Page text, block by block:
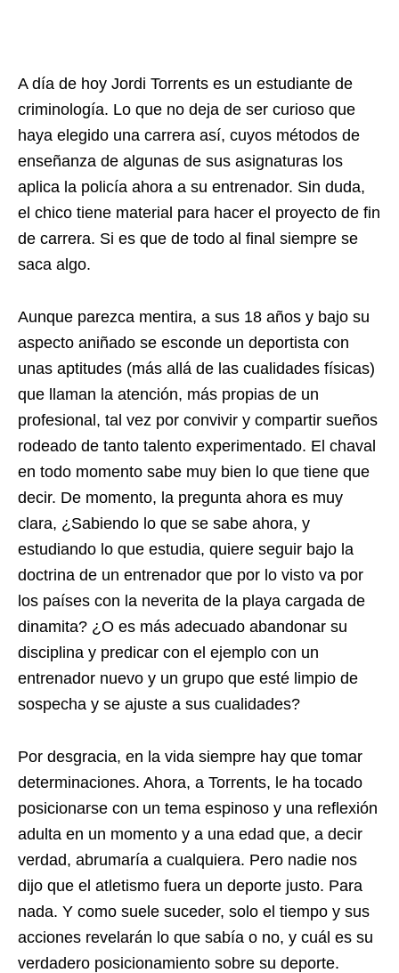
A día de hoy Jordi Torrents es un estudiante de
criminología. Lo que no deja de ser curioso que
haya elegido una carrera así, cuyos métodos de
enseñanza de algunas de sus asignaturas los
aplica la policía ahora a su entrenador. Sin duda,
el chico tiene material para hacer el proyecto de fin
de carrera. Si es que de todo al final siempre se
saca algo.
Aunque parezca mentira, a sus 18 años y bajo su
aspecto aniñado se esconde un deportista con
unas aptitudes (más allá de las cualidades físicas)
que llaman la atención, más propias de un
profesional, tal vez por convivir y compartir sueños
rodeado de tanto talento experimentado. El chaval
en todo momento sabe muy bien lo que tiene que
decir. De momento, la pregunta ahora es muy
clara, ¿Sabiendo lo que se sabe ahora, y
estudiando lo que estudia, quiere seguir bajo la
doctrina de un entrenador que por lo visto va por
los países con la neverita de la playa cargada de
dinamita? ¿O es más adecuado abandonar su
disciplina y predicar con el ejemplo con un
entrenador nuevo y un grupo que esté limpio de
sospecha y se ajuste a sus cualidades?
Por desgracia, en la vida siempre hay que tomar
determinaciones. Ahora, a Torrents, le ha tocado
posicionarse con un tema espinoso y una reflexión
adulta en un momento y a una edad que, a decir
verdad, abrumaría a cualquiera. Pero nadie nos
dijo que el atletismo fuera un deporte justo. Para
nada. Y como suele suceder, solo el tiempo y sus
acciones revelarán lo que sabía o no, y cuál es su
verdadero posicionamiento sobre su deporte.